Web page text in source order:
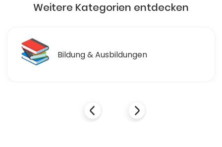
Weitere Kategorien entdecken
🛒 Einzelhandel & Einkaufen